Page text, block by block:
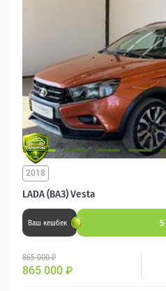
LADA (ВАЗ) Vesta
2018
Ваш кешбек 5
865 000 ₽
865 000 ₽